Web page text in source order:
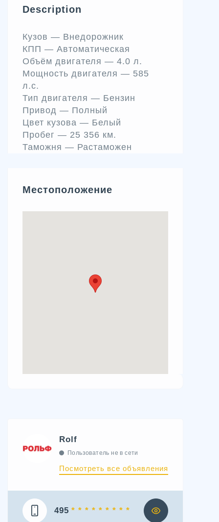
Description
Кузов — Внедорожник
КПП — Автоматическая
Объём двигателя — 4.0 л.
Мощность двигателя — 585
л.c.
Тип двигателя — Бензин
Привод — Полный
Цвет кузова — Белый
Пробег — 25 356 км.
Таможня — Растаможен
Местоположение
Rolf
Пользователь не в сети
Посмотреть все объявления
495 * * * * * * * * *